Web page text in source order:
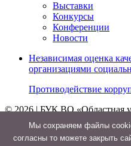
Выставки
Конкурсы
Конференции
Новости
Независимая оценка
организациями
Противодействие
© 2026 | БУК ВО «Областная
библиотека»
Мы cохраняем файлы
согласны то можете закрыть